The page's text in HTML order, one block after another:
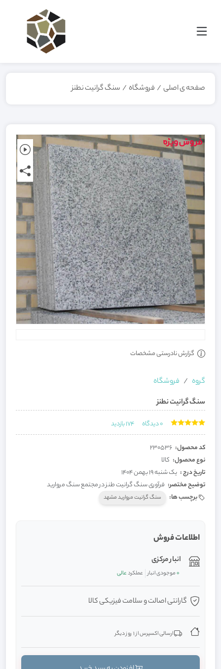
صفحه ی اصلی / فروشگاه / سنگ گرانیت نطنز
گزارش نادرستی مشخصات
گروه
فروشگاه
سنگ گرانیت نطنز
0دیدگاه 174بازدید
کد محصول: 230536
نوع محصول: کالا
تاریخ درج : یک شنبه 19 بهمن 1404
توضیح مختصر: فرآوری سنگ گرانیت طنز در مجتمع سنگ مروارید
برچسب ها:
سنگ گرانیت مروارید مشهد
اطلاعات فروش
انبار مرکزی
0موجودی انبار عملکردعالی
گارانتی اصالت و سلامت فیزیکی کالا
ارسالی اکسپرس از 1 روز دیگر